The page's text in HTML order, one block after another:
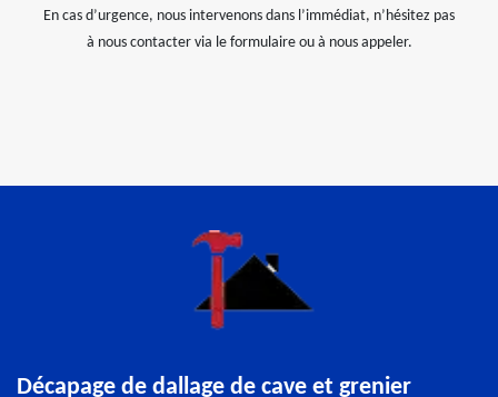
En cas d’urgence, nous intervenons dans l’immédiat, n’hésitez pas
à nous contacter via le formulaire ou à nous appeler.
Décapage de dallage de cave et grenier